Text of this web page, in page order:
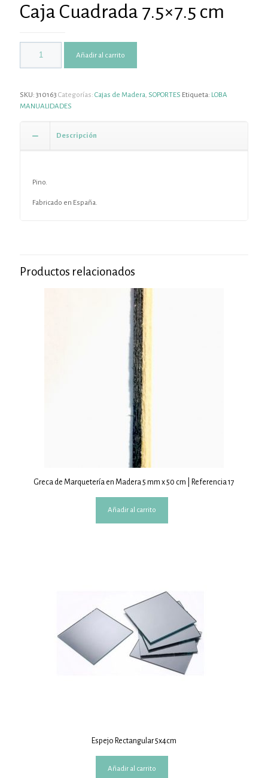
Caja Cuadrada 7.5×7.5 cm
Añadir al carrito
SKU: 310163 Categorías: Cajas de Madera SOPORTES Etiqueta: LOBA
MANUALIDADES
Descripción
Pino.
Fabricado en España.
Productos relacionados
Greca de Marquetería en Madera 5 mm x 50 cm | Referencia 17
Añadir al carrito
Espejo Rectangular 5x4cm
Añadir al carrito